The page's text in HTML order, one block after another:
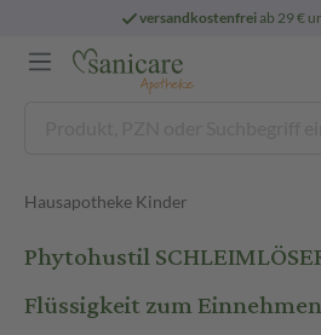
versandkostenfreiab 29 €
Hausapotheke Kinder
Phytohustil
Flüssigkeit zum Einnehmen